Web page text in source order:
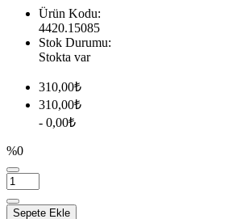
Ürün Kodu:
4420.15085
Stok Durumu:
Stokta var
310,00₺
310,00₺
- 0,00₺
%0
Sepete Ekle